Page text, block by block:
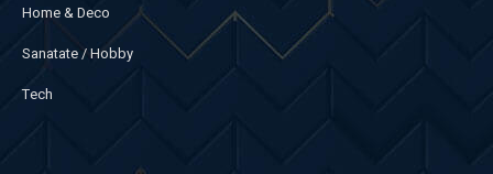
Home & Deco
Sanatate / Hobby
Tech